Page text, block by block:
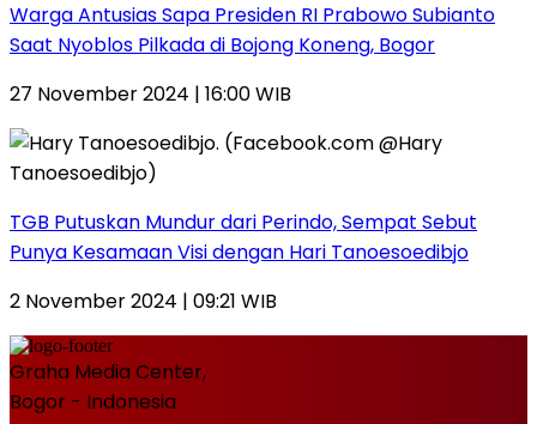
Warga Antusias Sapa Presiden RI Prabowo Subianto
Saat Nyoblos Pilkada di Bojong Koneng, Bogor
27 November 2024 | 16:00 WIB
TGB Putuskan Mundur dari Perindo, Sempat Sebut
Punya Kesamaan Visi dengan Hari Tanoesoedibjo
2 November 2024 | 09:21 WIB
Graha Media Center,
Bogor - Indonesia